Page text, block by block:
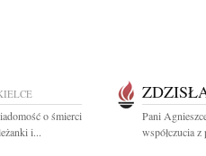
o śmierci
i...
Pani
współczucia